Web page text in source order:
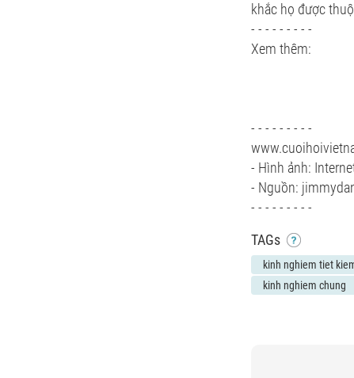
khắc họ được
- - - - - - - - -
Xem thêm:
- - - - - - - - -
- Hình ảnh:
- Nguồn:
- - - - - - - - -
TAGs
kinh nghiem tiet
kinh nghiem chung